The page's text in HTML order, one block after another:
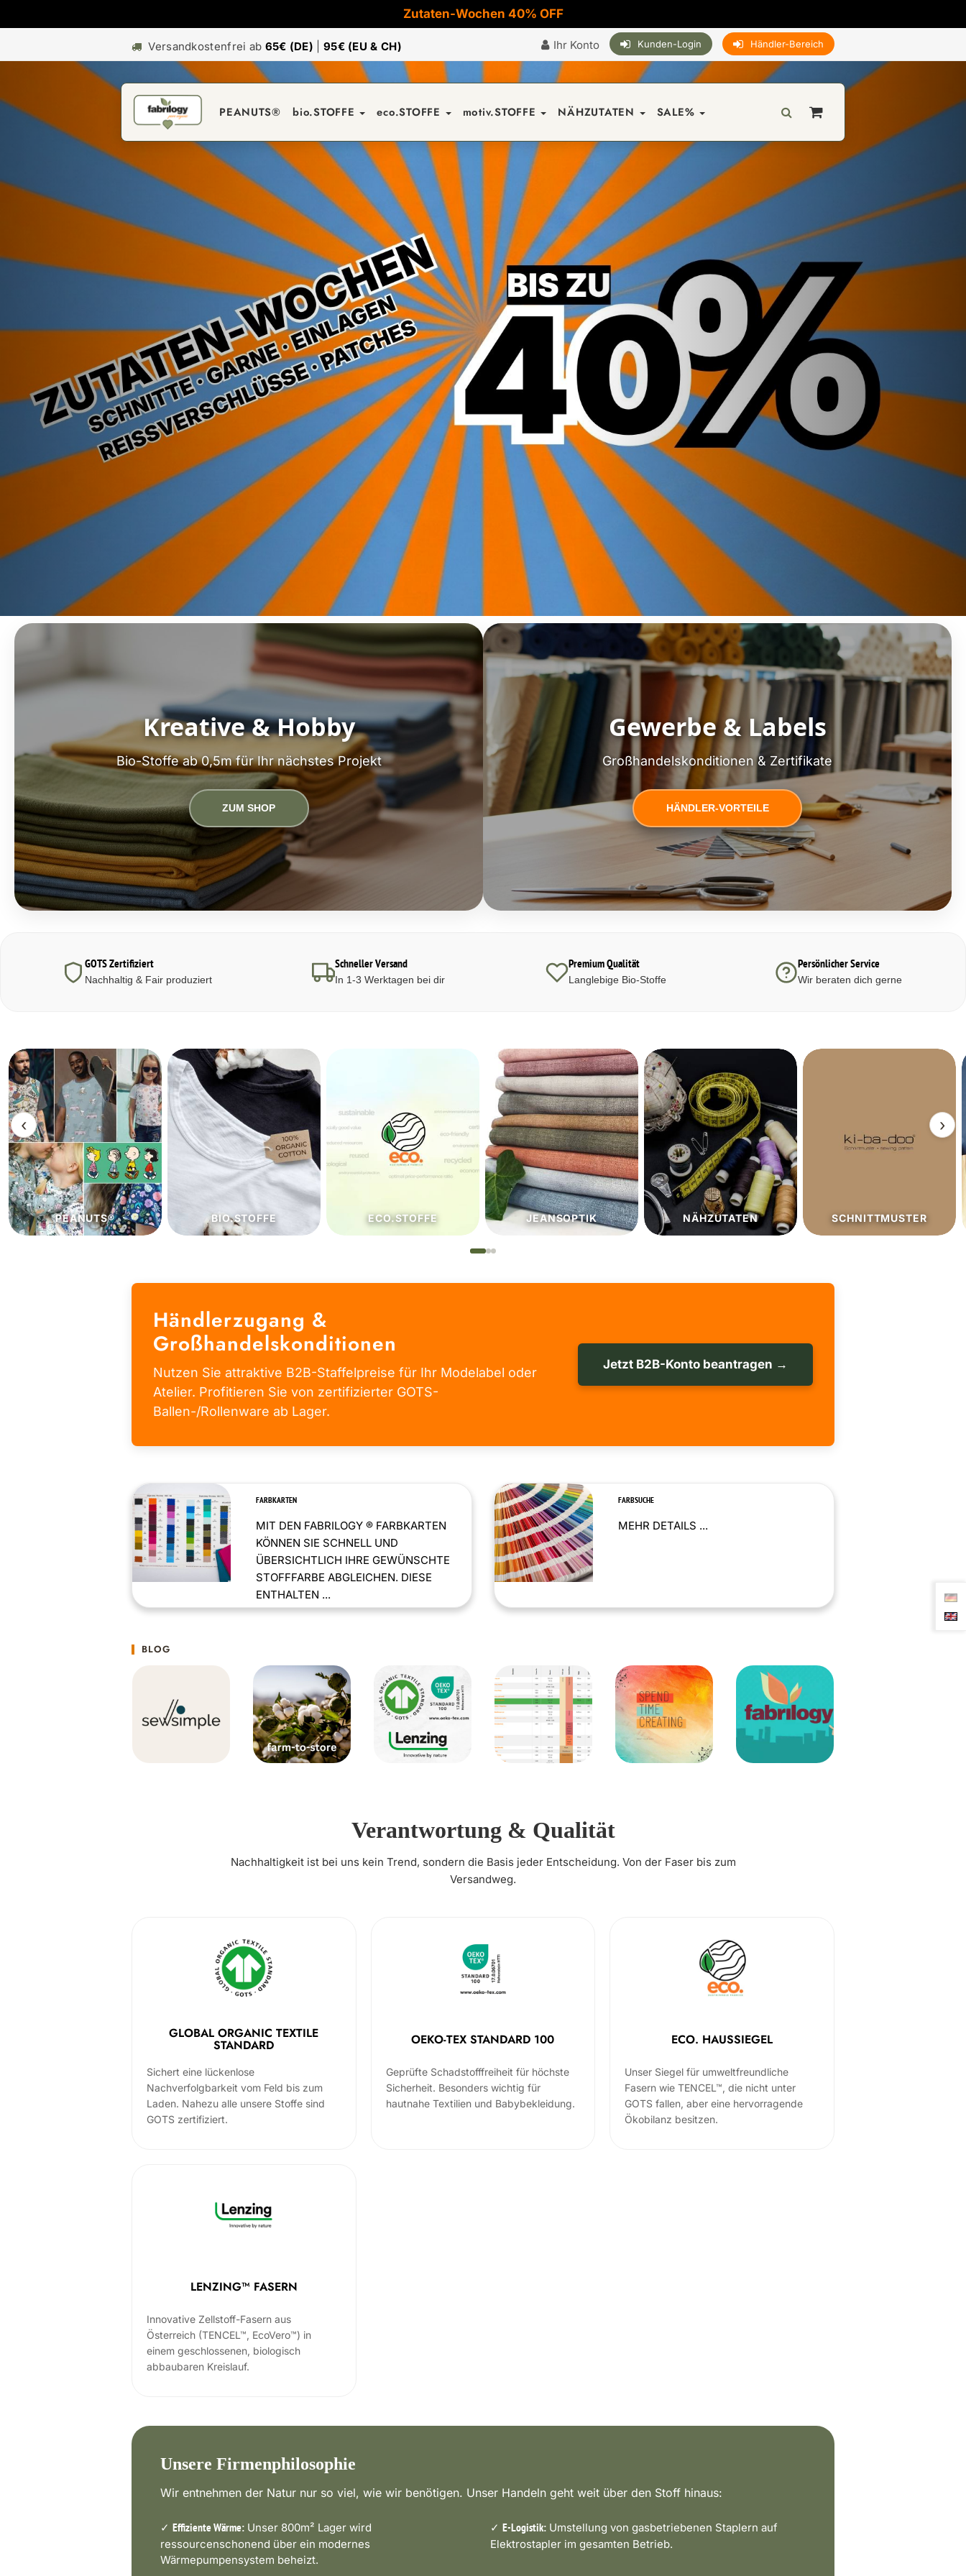
Zutaten-Wochen 40% OFF
Versandkostenfrei ab 65€ (DE) 95€ (EU & CH) Ihr Konto Kunden-Login Händler-Bereich
PEANUTS® bio.STOFFE eco.STOFFE motiv.STOFFE NÄHZUTATEN SALE%
Kreative & Hobby
Bio-Stoffe ab 0,5m für Ihr nächstes Projekt
ZUM SHOP
Gewerbe & Labels
Großhandelskonditionen & Zertifikate
HÄNDLER-VORTEILE
GOTS Zertifiziert
Nachhaltig & Fair produziert
Schneller Versand
In 1-3 Werktagen bei dir
Premium Qualität
Langlebige Bio-Stoffe
Persönlicher Service
Wir beraten dich gerne
‹
BIO.STOFFE ECO.STOFFE JEANSOPTIK NÄHZUTATEN SCHNITTMUSTER SALE%
›
Händlerzugang &
Großhandelskonditionen
Nutzen Sie attraktive B2B-Staffelpreise für Ihr Modelabel oder
Atelier. Profitieren Sie von zertifizierter GOTS-
Ballen-/Rollenware ab Lager.
Jetzt B2B-Konto beantragen →
FARBKARTEN
MIT DEN FABRILOGY ® FARBKARTEN
KÖNNEN SIE SCHNELL UND
ÜBERSICHTLICH IHRE GEWÜNSCHTE
STOFFFARBE ABGLEICHEN. DIESE
ENTHALTEN ...
FARBSUCHE
MEHR DETAILS ...
BLOG
Verantwortung & Qualität
Nachhaltigkeit ist bei uns kein Trend, sondern die Basis jeder Entscheidung. Von der Faser bis zum
Versandweg.
GLOBAL ORGANIC TEXTILE
STANDARD
Sichert eine lückenlose
Nachverfolgbarkeit vom Feld bis zum
Laden. Nahezu alle unsere Stoffe sind
GOTS zertifiziert.
OEKO-TEX STANDARD 100
Geprüfte Schadstofffreiheit für höchste
Sicherheit. Besonders wichtig für
hautnahe Textilien und Babybekleidung.
ECO. HAUSSIEGEL
Unser Siegel für umweltfreundliche
Fasern wie TENCEL™, die nicht unter
GOTS fallen, aber eine hervorragende
Ökobilanz besitzen.
LENZING™ FASERN
Innovative Zellstoff-Fasern aus
Österreich (TENCEL™, EcoVero™) in
einem geschlossenen, biologisch
abbaubaren Kreislauf.
Unsere Firmenphilosophie
Wir entnehmen der Natur nur so viel, wie wir benötigen. Unser Handeln geht weit über den Stoff hinaus:
✓ Effiziente Wärme: Unser 800m² Lager wird
ressourcenschonend über ein modernes
Wärmepumpensystem beheizt.
✓ E-Logistik: Umstellung von gasbetriebenen Staplern auf
Elektrostapler im gesamten Betrieb.